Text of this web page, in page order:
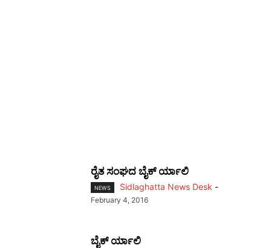
ರೈತ ಸಂಘದ ಬೈಕ್ ರ್ಯಾಲಿ
NEWS Sidlaghatta News Desk -
February 4, 2016
ಬೈಕ್ ರ್ಯಾಲಿ